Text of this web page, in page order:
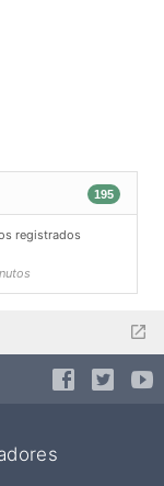
195
registrados